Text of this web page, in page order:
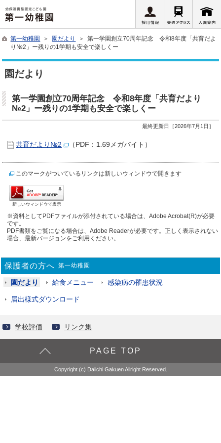
第一幼稚園 ＞ 園だより
＞ 第一学園創立70周年記念 令和8年度「共育だよ
り№2」ー残りの1学期も安全で楽しくー
園だより
第一学園創立70周年記念 令和8年度「共育だより
№2」ー残りの1学期も安全で楽しくー
最終更新日［2026年7月1日］
共育だより№2 （PDF：1.69メガバイト）
このマークがついているリンクは新しいウィンドウで開きます
新しいウィンドウで表示
※資料としてPDFファイルが添付されている場合は、Adobe Acrobat(R)が必要
です。
PDF書類をご覧になる場合は、Adobe Readerが必要です。正しく表示されない
場合、最新バージョンをご利用ください。
保護者の方へ 第一幼稚園
園だより 給食メニュー 感染病の罹患状況
届出様式ダウンロード
学校評価 リンク集
PAGE TOP
Copyright (c) Daiichi Gakuen Allright Reserved.